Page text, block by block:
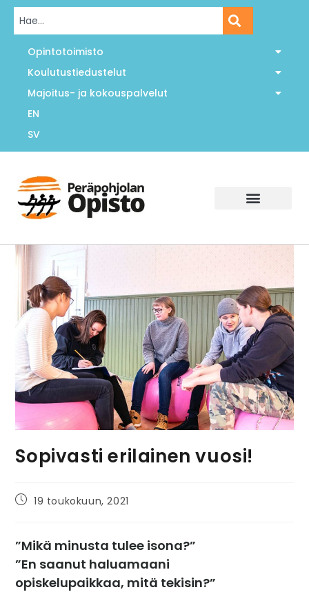
Opintotoimisto
Koulutustiedustelut
Majoitus- ja kokouspalvelut
EN
SV
Sopivasti erilainen vuosi!
19 toukokuun, 2021
”Mikä minusta tulee isona?”
”En saanut haluamaani
opiskelupaikkaa, mitä tekisin?”